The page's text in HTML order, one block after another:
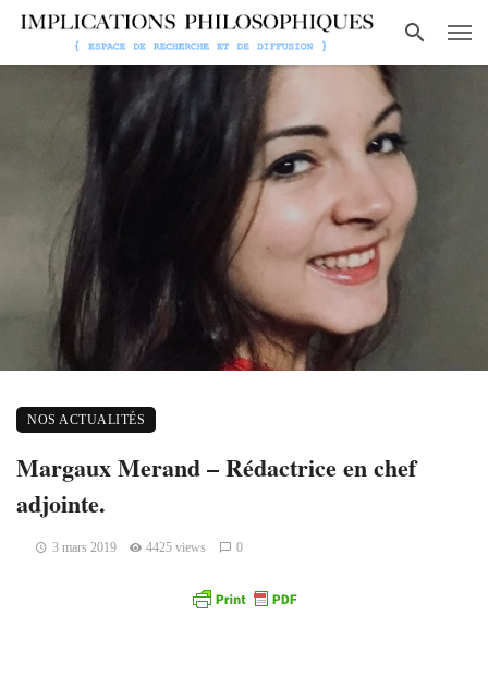
NOS ACTUALITÉS
Margaux Merand – Rédactrice en chef
adjointe.
3 mars 2019 4425 views 0